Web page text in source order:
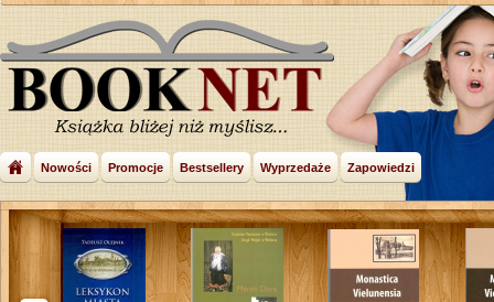
Nowości Promocje Bestsellery Wyprzedaże Zapowiedzi